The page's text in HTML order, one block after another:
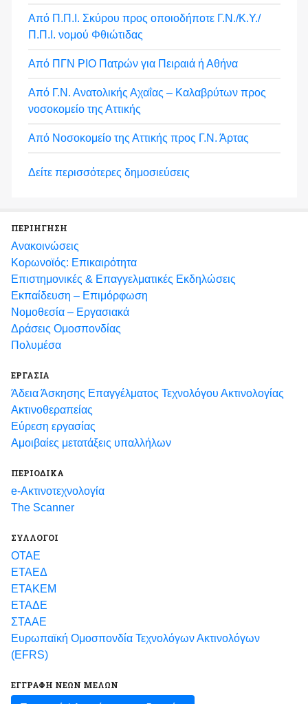
Από Π.Π.Ι. Σκύρου προς οποιοδήποτε Γ.Ν./Κ.Υ./
Π.Π.Ι. νομού Φθιώτιδας
Από ΠΓΝ ΡΙΟ Πατρών για Πειραιά ή Αθήνα
Από Γ.Ν. Ανατολικής Αχαΐας – Καλαβρύτων προς
νοσοκομείο της Αττικής
Από Νοσοκομείο της Αττικής προς Γ.Ν. Άρτας
Δείτε περισσότερες δημοσιεύσεις
ΠΕΡΙΗΓΗΣΗ
Ανακοινώσεις
Κορωνοϊός: Επικαιρότητα
Eπιστημονικές & Επαγγελματικές Eκδηλώσεις
Εκπαίδευση – Επιμόρφωση
Νομοθεσία – Εργασιακά
Δράσεις Ομοσπονδίας
Πολυμέσα
ΕΡΓΑΣΙΑ
Άδεια Άσκησης Επαγγέλματος Τεχνολόγου Ακτινολογίας
Ακτινοθεραπείας
Εύρεση εργασίας
Αμοιβαίες μετατάξεις υπαλλήλων
ΠΕΡΙΟΔΙΚΑ
e-Ακτινοτεχνολογία
The Scanner
ΣΥΛΛΟΓΟΙ
ΟΤΑΕ
ΕΤΑΕΔ
ΕΤΑΚΕΜ
ΕΤΑΔΕ
ΣΤΑΑΕ
Ευρωπαϊκή Ομοσπονδία Τεχνολόγων Ακτινολόγων
(EFRS)
ΕΓΓΡΑΦΗ ΝΕΩΝ ΜΕΛΩΝ